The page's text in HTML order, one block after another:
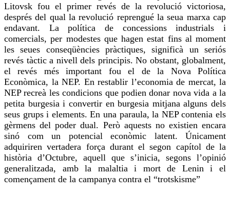
Litovsk fou el primer revés de la revolució victoriosa,
després del qual la revolució reprengué la seua marxa cap
endavant. La política de concessions industrials i
comercials, per modestes que hagen estat fins al moment
les seues conseqüències pràctiques, significà un seriós
revés tàctic a nivell dels principis. No obstant, globalment,
el revés més important fou el de la Nova Política
Econòmica, la NEP. En restablir l’economia de mercat, la
NEP recreà les condicions que podien donar nova vida a la
petita burgesia i convertir en burgesia mitjana alguns dels
seus grups i elements. En una paraula, la NEP contenia els
gèrmens del poder dual. Però aquests no existien encara
sinó com un potencial econòmic latent. Únicament
adquiriren vertadera força durant el segon capítol de la
història d’Octubre, aquell que s’inicia, segons l’opinió
generalitzada, amb la malaltia i mort de Lenin i el
començament de la campanya contra el “trotskisme”